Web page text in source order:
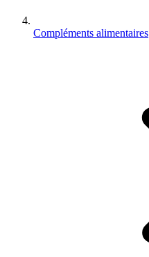
Compléments alimentaires